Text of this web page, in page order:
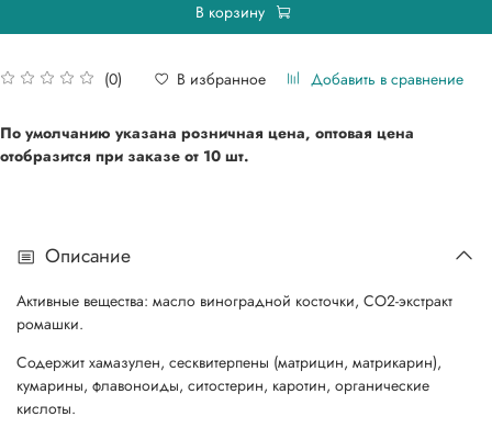
(0) В избранное Добавить в сравнение
В корзину
По умолчанию указана розничная цена, оптовая цена
отобразится при заказе от 10 шт.
Описание
Активные вещества: масло виноградной косточки, СО2-экстракт
ромашки.
Содержит хамазулен, сесквитерпены (матрицин, матрикарин),
кумарины, флавоноиды, ситостерин, каротин, органические
кислоты.